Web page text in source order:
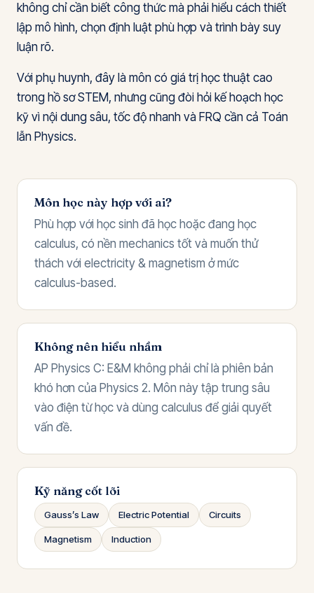
không chỉ cần biết công thức mà phải hiểu cách thiết
lập mô hình, chọn định luật phù hợp và trình bày suy
luận rõ.
Với phụ huynh, đây là môn có giá trị học thuật cao
trong hồ sơ STEM, nhưng cũng đòi hỏi kế hoạch học
kỹ vì nội dung sâu, tốc độ nhanh và FRQ cần cả Toán
lẫn Physics.
Môn học này hợp với ai?
Phù hợp với học sinh đã học hoặc đang học
calculus, có nền mechanics tốt và muốn thử
thách với electricity & magnetism ở mức
calculus-based.
Không nên hiểu nhầm
AP Physics C: E&M không phải chỉ là phiên bản
khó hơn của Physics 2. Môn này tập trung sâu
vào điện từ học và dùng calculus để giải quyết
vấn đề.
Kỹ năng cốt lõi
Gauss’s Law Electric Potential Circuits
Magnetism Induction